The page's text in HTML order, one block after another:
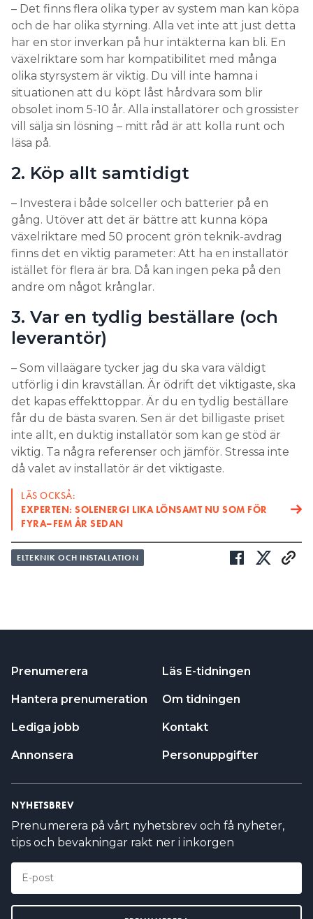
– Det finns flera olika typer av system man kan köpa
och de har olika styrning. Alla vet inte att just detta
har en stor inverkan på hur intäkterna kan bli. En
växelriktare som har kompatibilitet med många
olika styrsystem är viktig. Du vill inte hamna i
situationen att du köpt låst hårdvara som blir
obsolet inom 5-10 år. Alla installatörer och grossister
vill sälja sin lösning – mitt råd är att kolla runt och
läsa på.
2. Köp allt samtidigt
– Investera i både solceller och batterier på en
gång. Utöver att det är bättre att kunna köpa
växelriktare med 50 procent grön teknik-avdrag
finns det en viktig parameter: Att ha en installatör
istället för flera är bra. Då kan ingen peka på den
andre om något krånglar.
3. Var en tydlig beställare (och
leverantör)
– Som villaägare tycker jag du ska vara väldigt
utförlig i din kravställan. Är ödrift det viktigaste, ska
det kapas effekttoppar. Är du en tydlig beställare
får du de bästa svaren. Sen är det billigaste priset
inte allt, en duktig installatör som kan ge stöd är
viktig. Ta några referenser och jämför. Stressa inte
då valet av installatör är det viktigaste.
LÄS OCKSÅ:
EXPERTEN: SOLENERGI LIKA LÖNSAMT NU SOM FÖR
FYRA–FEM ÅR SEDAN
ELTEKNIK OCH INSTALLATION
Prenumerera
Hantera prenumeration
Lediga jobb
Annonsera
Läs E-tidningen
Om tidningen
Kontakt
Personuppgifter
NYHETSBREV
Prenumerera på vårt nyhetsbrev och få nyheter,
tips och bevakningar rakt ner i inkorgen